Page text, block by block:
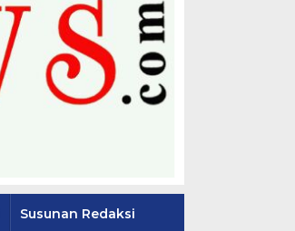
Susunan Redaksi